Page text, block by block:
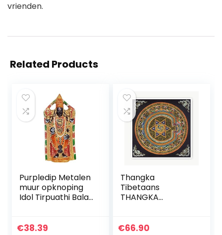
vrienden.
Related Products
Purpledip Metalen
muur opknoping
Idol Tirpuathi Balaji:
Collectibel
€38.39
Thangka
Tibetaans
THANGKA
PRINCIPES
€66.90